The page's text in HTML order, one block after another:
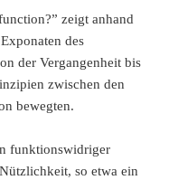
zeigt anhand
des
der Vergangenheit bis
zwischen den
bewegten.
funktionswidriger
so etwa ein